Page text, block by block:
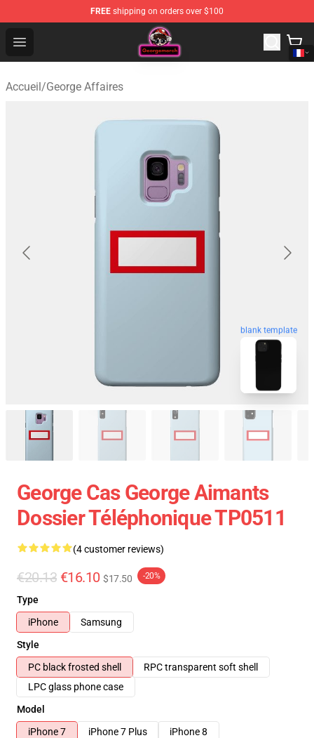
FREE shipping on orders over $100
Open menu
George Store - Official George Merchandise Shop
Accueil/George Affaires
blank template
George Cas George Aimants
Dossier Téléphonique TP0511
(4 customer reviews)
€20.13 €16.10 $17.50 -20%
Type
iPhone
Samsung
Style
PC black frosted shell
RPC transparent soft shell
LPC glass phone case
Model
iPhone 7
iPhone 7 Plus
iPhone 8